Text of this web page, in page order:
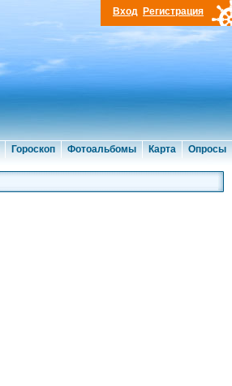
Гороскоп Фотоальбомы Карта Опросы
Вход Регистрация